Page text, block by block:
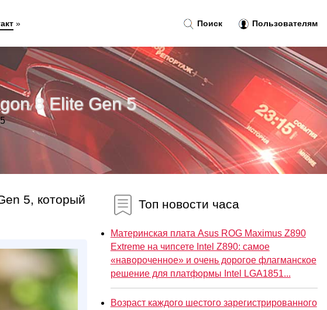
8 Elite Gen 5
5, который
Топ новости часа
Материнская плата Asus ROG Maximus Z890
Extreme на чипсете Intel Z890: самое
«навороченное» и очень дорогое флагманское
решение для платформы Intel LGA1851...
Возраст каждого шестого зарегистрированного
Поиск Пользователям
»